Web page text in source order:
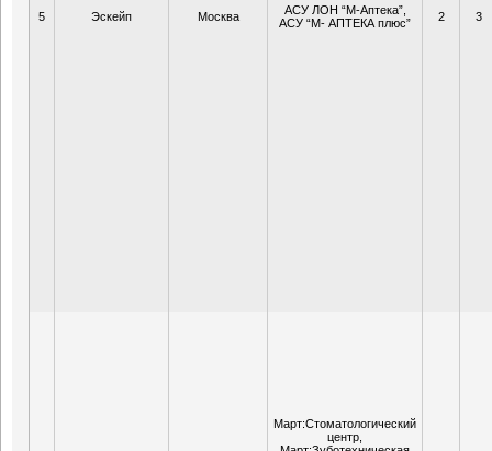
5 Эскейп Москва
АСУ ЛОН “М-Аптека”,
АСУ “М- АПТЕКА плюс”
2 3
Март:Стоматологический
центр,